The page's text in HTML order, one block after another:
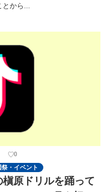
とから...
0
祭・イベント
原ドリルを踊って